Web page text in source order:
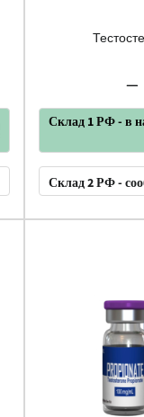
Склад 1 РФ - в
Склад 2 РФ -